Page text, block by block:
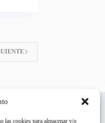
las cookies para almacenar y/o